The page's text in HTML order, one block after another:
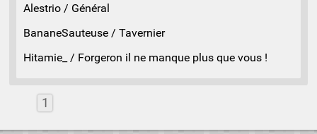
Alestrio / Général
BananeSauteuse / Tavernier
Hitamie_ / Forgeron il ne manque plus que vous !
1